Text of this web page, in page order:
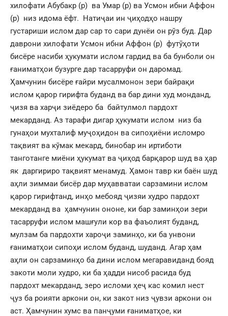
хилофати Абубакр (р) ва Умар (р) ва Усмон ибни Аффон
(р) низ идома ёфт. Натиҷаи ин ҷиҳодҳо нашру
густариши ислом дар сар то сари дунёи он рўз буд. Дар
даврони хилофати Усмон ибни Аффон (р) футӯҳоти
бисёре насиби ҳукумати ислом гардид ва ба бунболи он
ғаниматҳои бузурге дар тасарруфи он даромад.
Ҳамчунин бисёре ғайри мусалмонон зери байрақи
ислом қарор гирифта буданд ва бар дини худ монданд,
ҷизя ва харҷи зиёдеро ба байтулмол пардохт
мекарданд. Аз тарафи дигар ҳукумати ислом низ ба
гунаҳои мухталиф муҷоҳидон ва сипоҳиёни исломро
тақвият ва кўмак мекард, бинобар ин иртиботи
танготанге миёни ҳукумат ва ҷиҳод барқарор шуд ва ҳар
як даргириро тақвият менамуд. Ҳамон тавр ки баён шуд
аҳли зиммаи бисёр дар муҳавватаи сарзамини ислом
қарор гирифтанд, инҳо мебояд ҷизяи худро пардохт
мекарданд ва ҳамчунин ононе, ки бар заминҳои зери
тасарруфи ислом машғули кор ва фаъолият буданд,
мулзам ба пардохти хароҷи заминҳо, ки ба унвони
ғаниматҳои сипоҳи ислом буданд, шуданд. Агар ҳам
аҳли он сарзаминҳо ба дини ислом мегаравиданд бояд
закоти моли худро, ки ба ҳадди нисоб расида буд
пардохт мекарданд, зеро исломи ҳеҷ кас комил нест
ҷуз ба роияти аркони он, ки закот низ ҷувзи аркони он
аст. Ҳамчунин хумс ва панҷуми ғаниматҳое, ки